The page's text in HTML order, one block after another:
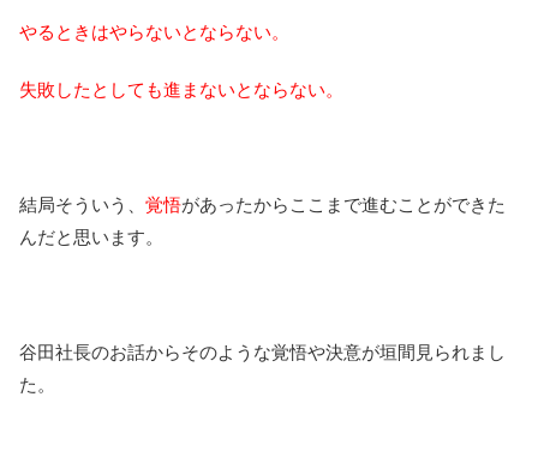
やるときはやらないとならない。
失敗したとしても進まないとならない。
結局そういう、 覚悟があったからここまで進むことができた
んだと思います。
谷田社長のお話からそのような覚悟や決意が垣間見られまし
た。